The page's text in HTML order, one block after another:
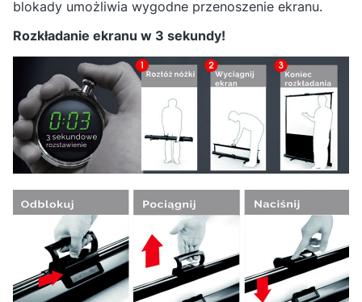
blokady umożliwia wygodne przenoszenie ekranu.
Rozkładanie ekranu w 3 sekundy!